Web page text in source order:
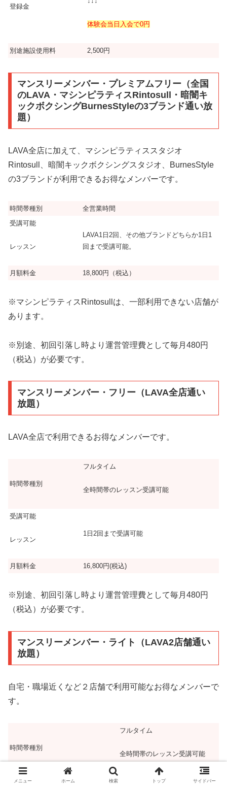
登録金
体験会当日入会で0円
別途施設使用料 2,500円
マンスリーメンバー・プレミアムフリー（全国
のLAVA・マシンピラティスRintosull・暗闇キ
ックボクシングBurnesStyleの3ブランド通い放
題）
LAVA全店に加えて、マシンピラティススタジオ
Rintosull、暗闇キックボクシングスタジオ、BurnesStyle
の3ブランドが利用できるお得なメンバーです。
時間帯種別
全営業時間
受講可能
レッスン
LAVA1日2回、その他ブランドどちらか1日1
回まで受講可能。
月額料金 18,800円（税込）
※マシンピラティスRintosullは、一部利用できない店舗が
あります。
※別途、初回引落し時より運営管理費として毎月480円
（税込）が必要です。
マンスリーメンバー・フリー（LAVA全店通い
放題）
LAVA全店で利用できるお得なメンバーです。
時間帯種別
フルタイム
全時間帯のレッスン受講可能
受講可能
レッスン
1日2回まで受講可能
月額料金 16,800円(税込)
※別途、初回引落し時より運営管理費として毎月480円
（税込）が必要です。
マンスリーメンバー・ライト（LAVA2店舗通い
放題）
自宅・職場近くなど２店舗で利用可能なお得なメンバーで
す。
時間帯種別
フルタイム
全時間帯のレッスン受講可能
受講可能
メニュー ホーム 検索 トップ サイドバー